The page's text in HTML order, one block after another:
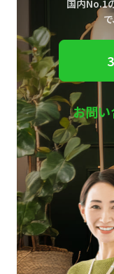
国内No.1
で
お問い